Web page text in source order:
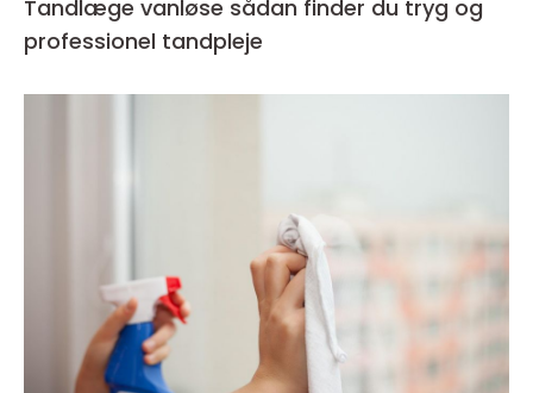
Tandlæge vanløse sådan finder du tryg og
professionel tandpleje